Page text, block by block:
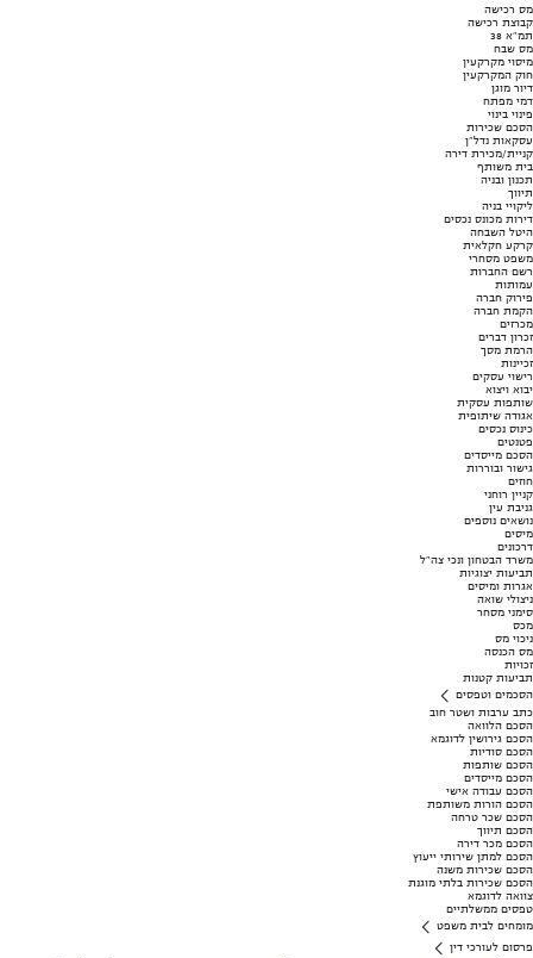
מס רכישה
קבוצת רכישה
תמ"א 38
מס שבח
מיסוי מקרקעין
חוק המקרקעין
דיור מוגן
דמי מפתח
פינוי בינוי
הסכם שכירות
עסקאות נדל"ן
קניית/מכירת דירה
בית משותף
תכנון ובניה
תיווך
ליקויי בניה
דירות מכונס נכסים
היטל השבחה
קרקע חקלאית
משפט מסחרי
רשם החברות
עמותות
פירוק חברה
הקמת חברה
מכרזים
זכרון דברים
הרמת מסך
זכיינות
רישוי עסקים
יבוא ויצוא
שותפות עסקית
אגודה שיתופית
כינוס נכסים
פטנטים
הסכם מייסדים
גישור ובוררות
חוזים
קניין רוחני
גניבת עין
נושאים נוספים
מיסים
דרכונים
משרד הבטחון ונכי צה"ל
תביעות יצוגיות
אגרות ומיסים
ניצולי שואה
סימני מסחר
מכס
ניכוי מס
מס הכנסה
זכויות
תביעות קטנות
הסכמים וטפסים
כתב ערבות ושטר חוב
הסכם הלוואה
הסכם גירושין לדוגמא
הסכם סודיות
הסכם שותפות
הסכם מייסדים
הסכם עבודה אישי
הסכם הורות משותפת
הסכם שכר טרחה
הסכם תיווך
הסכם מכר דירה
הסכם למתן שירותי ייעוץ
הסכם שכירות משנה
הסכם שכירות בלתי מוגנת
צוואה לדוגמא
טפסים ממשלתיים
מומחים לבית משפט
פרסום לעורכי דין